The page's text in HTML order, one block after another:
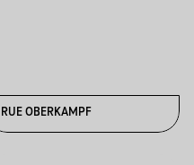
RUE OBERKAMPF